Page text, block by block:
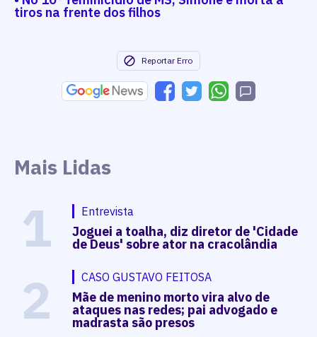
tiros na frente dos filhos
Reportar Erro
Mais Lidas
1 Entrevista
Joguei a toalha, diz diretor de 'Cidade
de Deus' sobre ator na cracolândia
2 CASO GUSTAVO FEITOSA
Mãe de menino morto vira alvo de
ataques nas redes; pai advogado e
madrasta são presos